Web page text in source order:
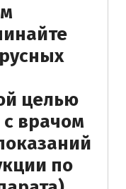
целью
врачом
по